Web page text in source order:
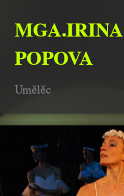
MGA.IRINA
POPOVA
Umělěc